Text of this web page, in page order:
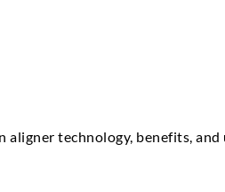
technology, benefits, and